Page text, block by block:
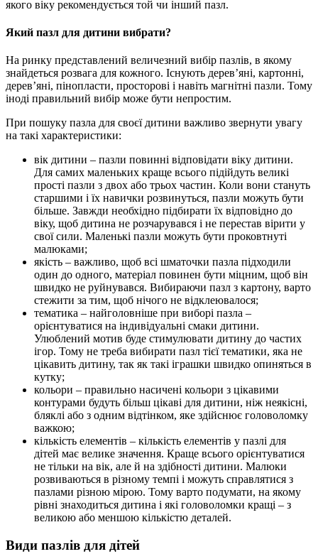
якого віку рекомендується той чи інший пазл.
Який пазл для дитини вибрати?
На ринку представлений величезний вибір пазлів, в якому
знайдеться розвага для кожного. Існують дерев’яні, картонні,
дерев’яні, пінопласти, просторові і навіть магнітні пазли. Тому
іноді правильний вибір може бути непростим.
При пошуку пазла для своєї дитини важливо звернути увагу
на такі характеристики:
вік дитини – пазли повинні відповідати віку дитини.
Для самих маленьких краще всього підійдуть великі
прості пазли з двох або трьох частин. Коли вони стануть
старшими і їх навички розвинуться, пазли можуть бути
більше. Завжди необхідно підбирати їх відповідно до
віку, щоб дитина не розчарувався і не перестав вірити у
свої сили. Маленькі пазли можуть бути проковтнуті
малюками;
якість – важливо, щоб всі шматочки пазла підходили
один до одного, матеріал повинен бути міцним, щоб він
швидко не руйнувався. Вибираючи пазл з картону, варто
стежити за тим, щоб нічого не відклеювалося;
тематика – найголовніше при виборі пазла –
орієнтуватися на індивідуальні смаки дитини.
Улюблений мотив буде стимулювати дитину до частих
ігор. Тому не треба вибирати пазл тієї тематики, яка не
цікавить дитину, так як такі іграшки швидко опиняться в
кутку;
кольори – правильно насичені кольори з цікавими
контурами будуть більш цікаві для дитини, ніж неякісні,
бляклі або з одним відтінком, яке здійснює головоломку
важкою;
кількість елементів – кількість елементів у пазлі для
дітей має велике значення. Краще всього орієнтуватися
не тільки на вік, але й на здібності дитини. Малюки
розвиваються в різному темпі і можуть справлятися з
пазлами різною мірою. Тому варто подумати, на якому
рівні знаходиться дитина і які головоломки кращі – з
великою або меншою кількістю деталей.
Види пазлів для дітей